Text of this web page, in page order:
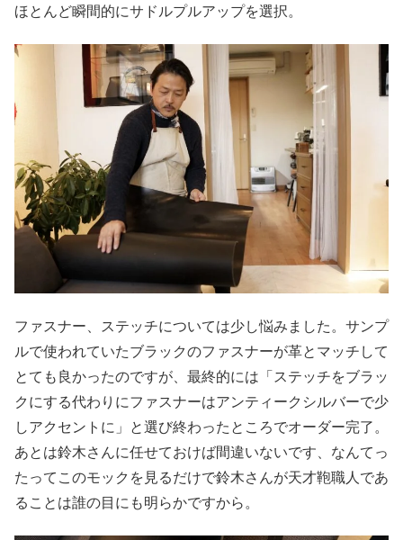
ほとんど瞬間的にサドルプルアップを選択。
ファスナー、ステッチについては少し悩みました。サンプ
ルで使われていたブラックのファスナーが革とマッチして
とても良かったのですが、最終的には「ステッチをブラッ
クにする代わりにファスナーはアンティークシルバーで少
しアクセントに」と選び終わったところでオーダー完了。
あとは鈴木さんに任せておけば間違いないです、なんてっ
たってこのモックを見るだけで鈴木さんが天才鞄職人であ
ることは誰の目にも明らかですから。